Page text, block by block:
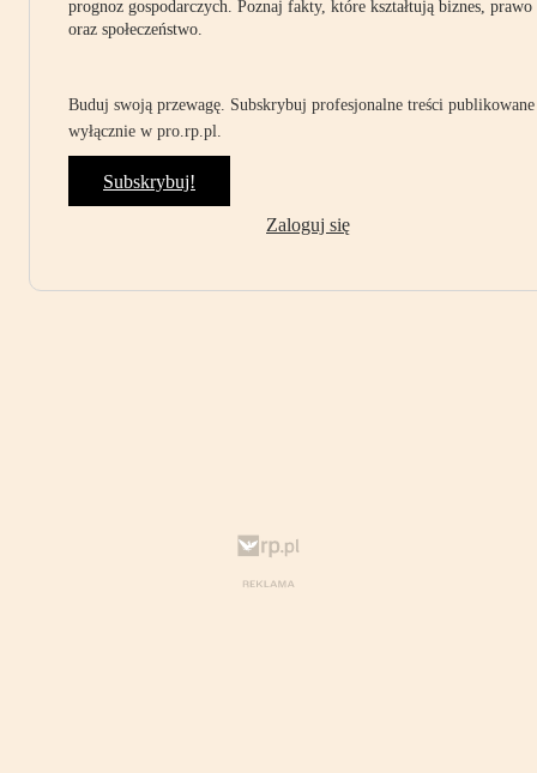
prognoz gospodarczych. Poznaj fakty, które kształtują biznes, prawo
oraz społeczeństwo.
Buduj swoją przewagę. Subskrybuj profesjonalne treści publikowane
wyłącznie w pro.rp.pl.
Subskrybuj!
Zaloguj się